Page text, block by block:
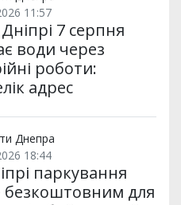
11:57
7 серпня
води через
роботи:
адрес
Днепра
18:44
паркування
безкоштовним для